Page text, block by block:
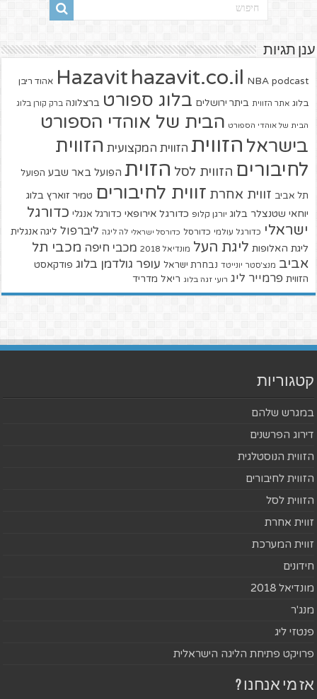
ענן תגיות
Hazavit hazavit.co.il NBA podcast אהוד ריבן
בלוג אתר הזווית ביתר ירושלים בלוג ספורט ברצלונה ברק קורן בלוג
הבית של אוהדי הספורט הבית של אוהדי הספורט
בישראל הזווית הזווית המקצועית הזווית
לחיבורים הזווית לסל הזוית הפועל באר שבע הפועל
תל אביב זווית אחרת זווית לחיבורים טמיר זוארץ בלוג
יוחאי שטנצלר בלוג יורגן קלופ כדורגל אירופאי כדורגל אנגלי כדורגל
ישראלי כדורגל עולמי כדורסל כדורסל ישראלי לה ליגה ליברפול ליגה אנגלית
ליגת האלופות ליגת העל מונדיאל 2018 מכבי חיפה מכבי תל
אביב מנצ'סטר יונייטד נבחרת ישראל עופר גולדמן בלוג פודקאסט
הזווית פרמייר ליג רועי זגה בלוג ריאל מדריד
קטגוריות
במגרש שלהם
דירוג הפרשנים
הזווית הנוסטלגית
הזווית לחיבורים
הזווית לסל
זווית אחרת
זווית המערכת
חידונים
מונדיאל 2018
מנג'ר
פנטזי ליג
פרויקט פתיחת הליגה הישראלית
אז מי אנחנו ?